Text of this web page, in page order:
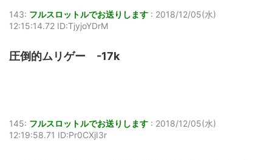
143: フルスロットルでお送りします : 2018/12/05(水)
12:15:14.72 ID:TjyjoYDrM
圧倒的ムリゲー -17k
145: フルスロットルでお送りします : 2018/12/05(水)
12:19:58.71 ID:Pr0CXjI3r